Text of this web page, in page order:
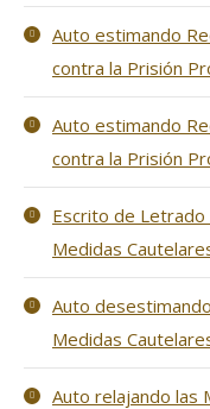
Auto estimando
contra la Prisión
Auto estimando
contra la Prisión
Escrito de Letrado
Medidas
Auto
Medidas
Auto relajando las